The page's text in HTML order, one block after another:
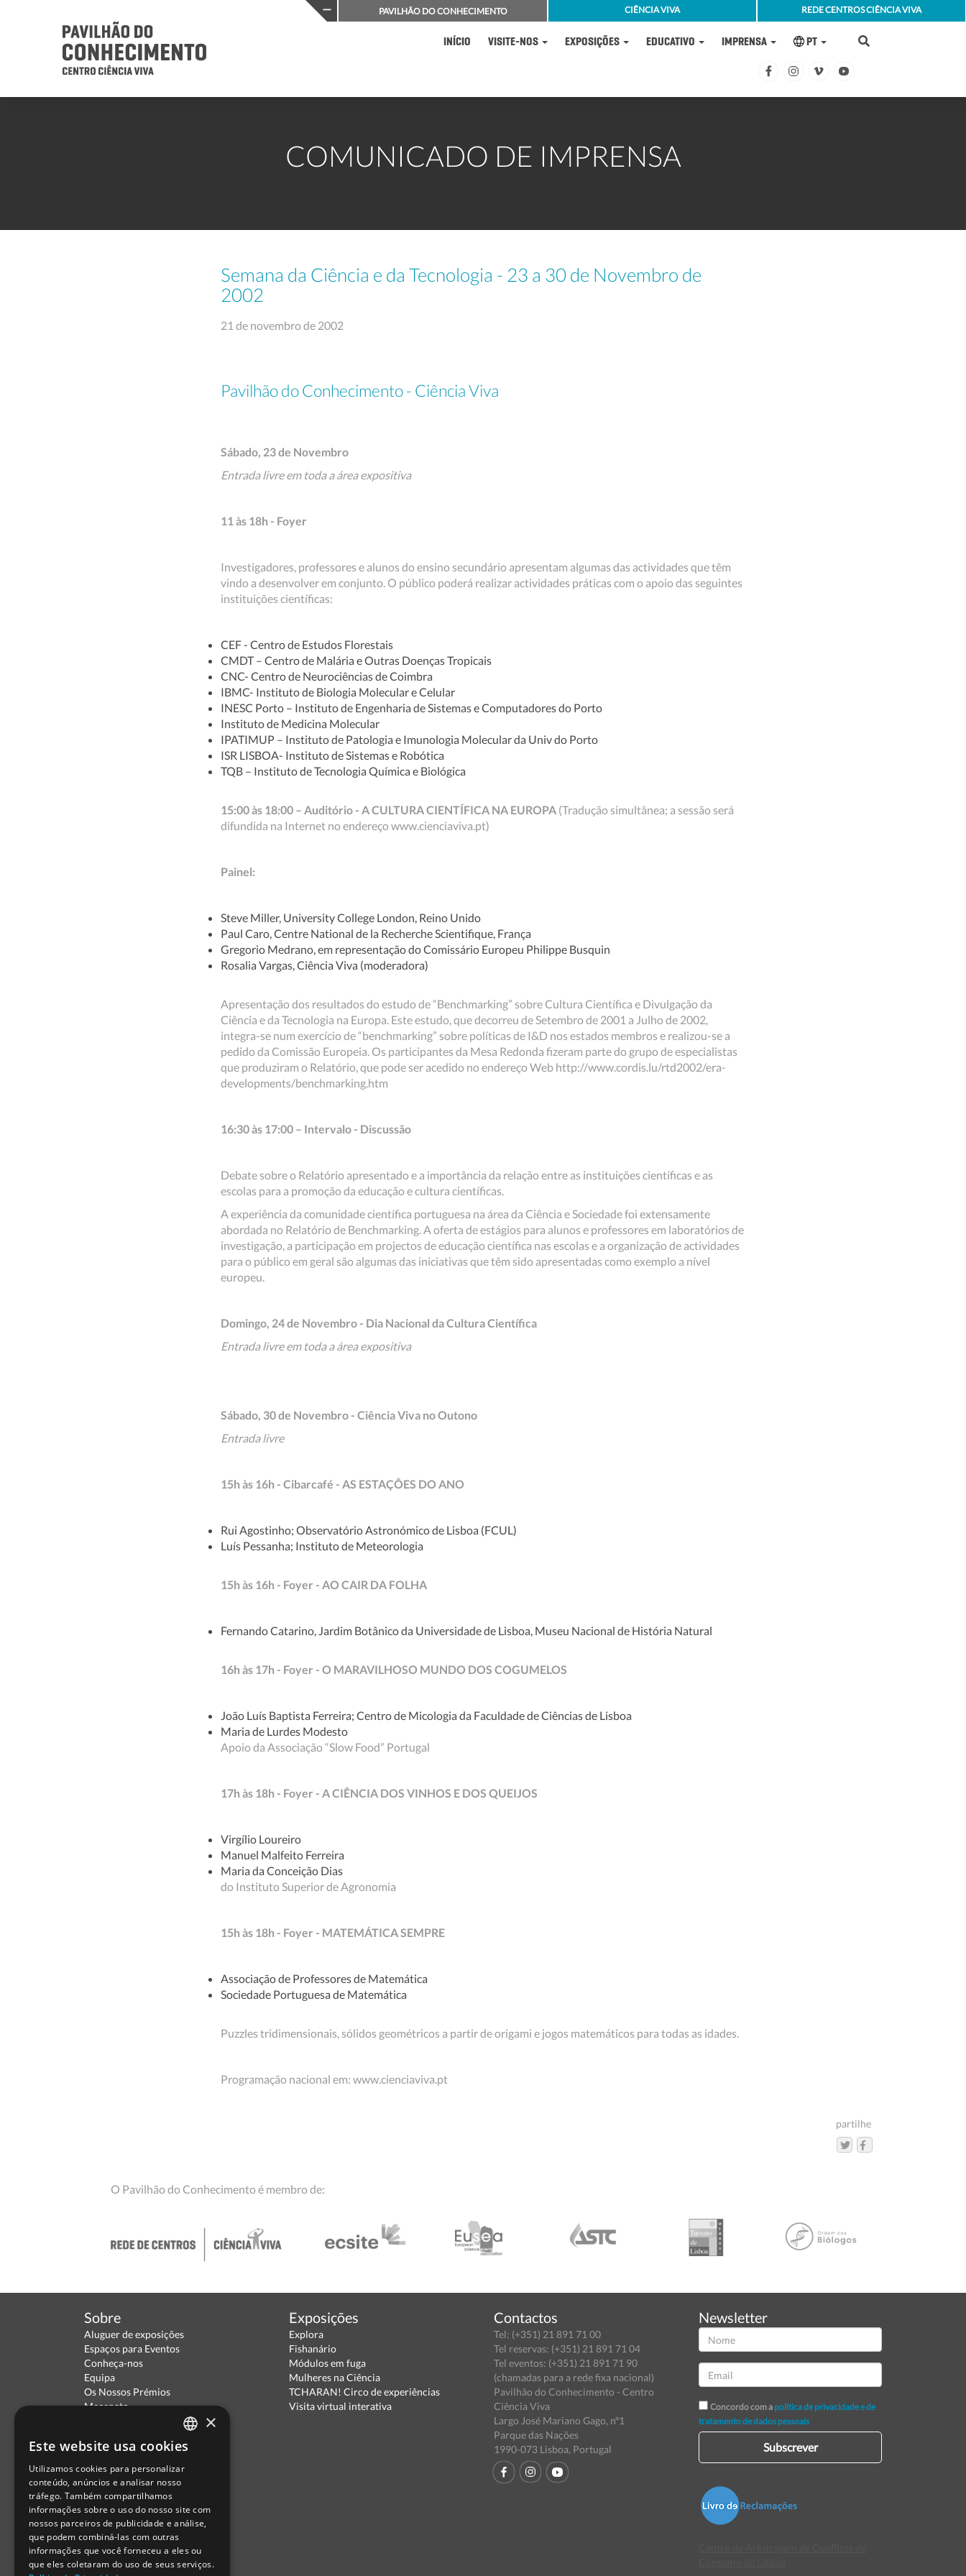
PAVILHÃO DO CONHECIMENTO CIÊNCIA VIVA REDE CENTROS CIÊNCIA VIVA
INÍCIO VISITE-NOS EXPOSIÇÕES EDUCATIVO IMPRENSA PT
COMUNICADO DE IMPRENSA
Semana da Ciência e da Tecnologia - 23 a 30 de Novembro de
2002
21 de novembro de 2002
Pavilhão do Conhecimento - Ciência Viva
Sábado, 23 de Novembro
Entrada livre em toda a área expositiva
11 às 18h - Foyer
Investigadores, professores e alunos do ensino secundário apresentam algumas das actividades que têm
vindo a desenvolver em conjunto. O público poderá realizar actividades práticas com o apoio das seguintes
instituições científicas:
CEF - Centro de Estudos Florestais
CMDT – Centro de Malária e Outras Doenças Tropicais
CNC- Centro de Neurociências de Coimbra
IBMC- Instituto de Biologia Molecular e Celular
INESC Porto – Instituto de Engenharia de Sistemas e Computadores do Porto
Instituto de Medicina Molecular
IPATIMUP – Instituto de Patologia e Imunologia Molecular da Univ do Porto
ISR LISBOA- Instituto de Sistemas e Robótica
TQB – Instituto de Tecnologia Química e Biológica
15:00 às 18:00 – Auditório - A CULTURA CIENTÍFICA NA EUROPA (Tradução simultânea; a sessão será
difundida na Internet no endereço www.cienciaviva.pt)
Painel:
Steve Miller, University College London, Reino Unido
Paul Caro, Centre National de la Recherche Scientifique, França
Gregorio Medrano, em representação do Comissário Europeu Philippe Busquin
Rosalia Vargas, Ciência Viva (moderadora)
Apresentação dos resultados do estudo de “Benchmarking” sobre Cultura Científica e Divulgação da
Ciência e da Tecnologia na Europa. Este estudo, que decorreu de Setembro de 2001 a Julho de 2002,
integra-se num exercício de “benchmarking” sobre políticas de I&D nos estados membros e realizou-se a
pedido da Comissão Europeia. Os participantes da Mesa Redonda fizeram parte do grupo de especialistas
que produziram o Relatório, que pode ser acedido no endereço Web http://www.cordis.lu/rtd2002/era-
developments/benchmarking.htm
16:30 às 17:00 – Intervalo - Discussão
Debate sobre o Relatório apresentado e a importância da relação entre as instituições científicas e as
escolas para a promoção da educação e cultura científicas.
A experiência da comunidade científica portuguesa na área da Ciência e Sociedade foi extensamente
abordada no Relatório de Benchmarking. A oferta de estágios para alunos e professores em laboratórios de
investigação, a participação em projectos de educação científica nas escolas e a organização de actividades
para o público em geral são algumas das iniciativas que têm sido apresentadas como exemplo a nível
europeu.
Domingo, 24 de Novembro - Dia Nacional da Cultura Científica
Entrada livre em toda a área expositiva
Sábado, 30 de Novembro - Ciência Viva no Outono
Entrada livre
15h às 16h - Cibarcafé - AS ESTAÇÕES DO ANO
Rui Agostinho; Observatório Astronómico de Lisboa (FCUL)
Luís Pessanha; Instituto de Meteorologia
15h às 16h - Foyer - AO CAIR DA FOLHA
Fernando Catarino, Jardim Botânico da Universidade de Lisboa, Museu Nacional de História Natural
16h às 17h - Foyer - O MARAVILHOSO MUNDO DOS COGUMELOS
João Luís Baptista Ferreira; Centro de Micologia da Faculdade de Ciências de Lisboa
Maria de Lurdes Modesto
Apoio da Associação “Slow Food” Portugal
17h às 18h - Foyer - A CIÊNCIA DOS VINHOS E DOS QUEIJOS
Virgílio Loureiro
Manuel Malfeito Ferreira
Maria da Conceição Dias
do Instituto Superior de Agronomia
15h às 18h - Foyer - MATEMÁTICA SEMPRE
Associação de Professores de Matemática
Sociedade Portuguesa de Matemática
Puzzles tridimensionais, sólidos geométricos a partir de origami e jogos matemáticos para todas as idades.
Programação nacional em: www.cienciaviva.pt
partilhe
O Pavilhão do Conhecimento é membro de:
Sobre
Aluguer de exposições
Espaços para Eventos
Conheça-nos
Equipa
Os Nossos Prémios
Mecenato
Termos de Utilização
Escola Ciência Viva
Contactar
Relatório Anual RCN 2024
Relatório Intercalar RCN 2025
Exposições
Explora
Fishanário
Módulos em fuga
Mulheres na Ciência
TCHARAN! Circo de experiências
Visita virtual interativa
Contactos
Tel: (+351) 21 891 71 00
Tel reservas: (+351) 21 891 71 04
Tel eventos: (+351) 21 891 71 90
(chamadas para a rede fixa nacional)
Pavilhão do Conhecimento - Centro
Ciência Viva
Largo José Mariano Gago, nº1
Parque das Nações
1990-073 Lisboa, Portugal
Newsletter
Concordo com a política de privacidade e de
tratamento de dados pessoais
Subscrever
PORTUGUESE
ENGLISH
SPANISH
×
Este website usa cookies
Utilizamos cookies para personalizar
conteúdo, anúncios e analisar nosso
tráfego. Também compartilhamos
informações sobre o uso do nosso site com
nossos parceiros de publicidade e análise,
que podem combiná-las com outras
informações que você forneceu a eles ou
que eles coletaram do uso de seus serviços.